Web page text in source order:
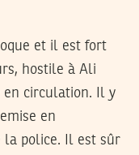
et il est fort
hostile à Ali
en circulation. Il y
en
la police. Il est sûr